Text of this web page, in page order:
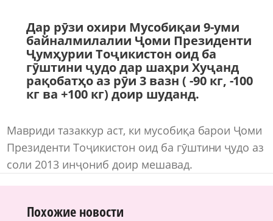
Дар рӯзи охири Мусобиқаи 9-уми
байналмилалии Ҷоми Президенти
Ҷумҳурии Тоҷикистон оид ба
гӯштини ҷудо дар шаҳри Хуҷанд
рақобатҳо аз рӯи 3 вазн ( -90 кг, -100
кг ва +100 кг) доир шуданд.
Мавриди тазаккур аст, ки мусобиқа барои Ҷоми
Президенти Тоҷикистон оид ба гӯштини ҷудо аз
соли 2013 инҷониб доир мешавад.
Похожие новости